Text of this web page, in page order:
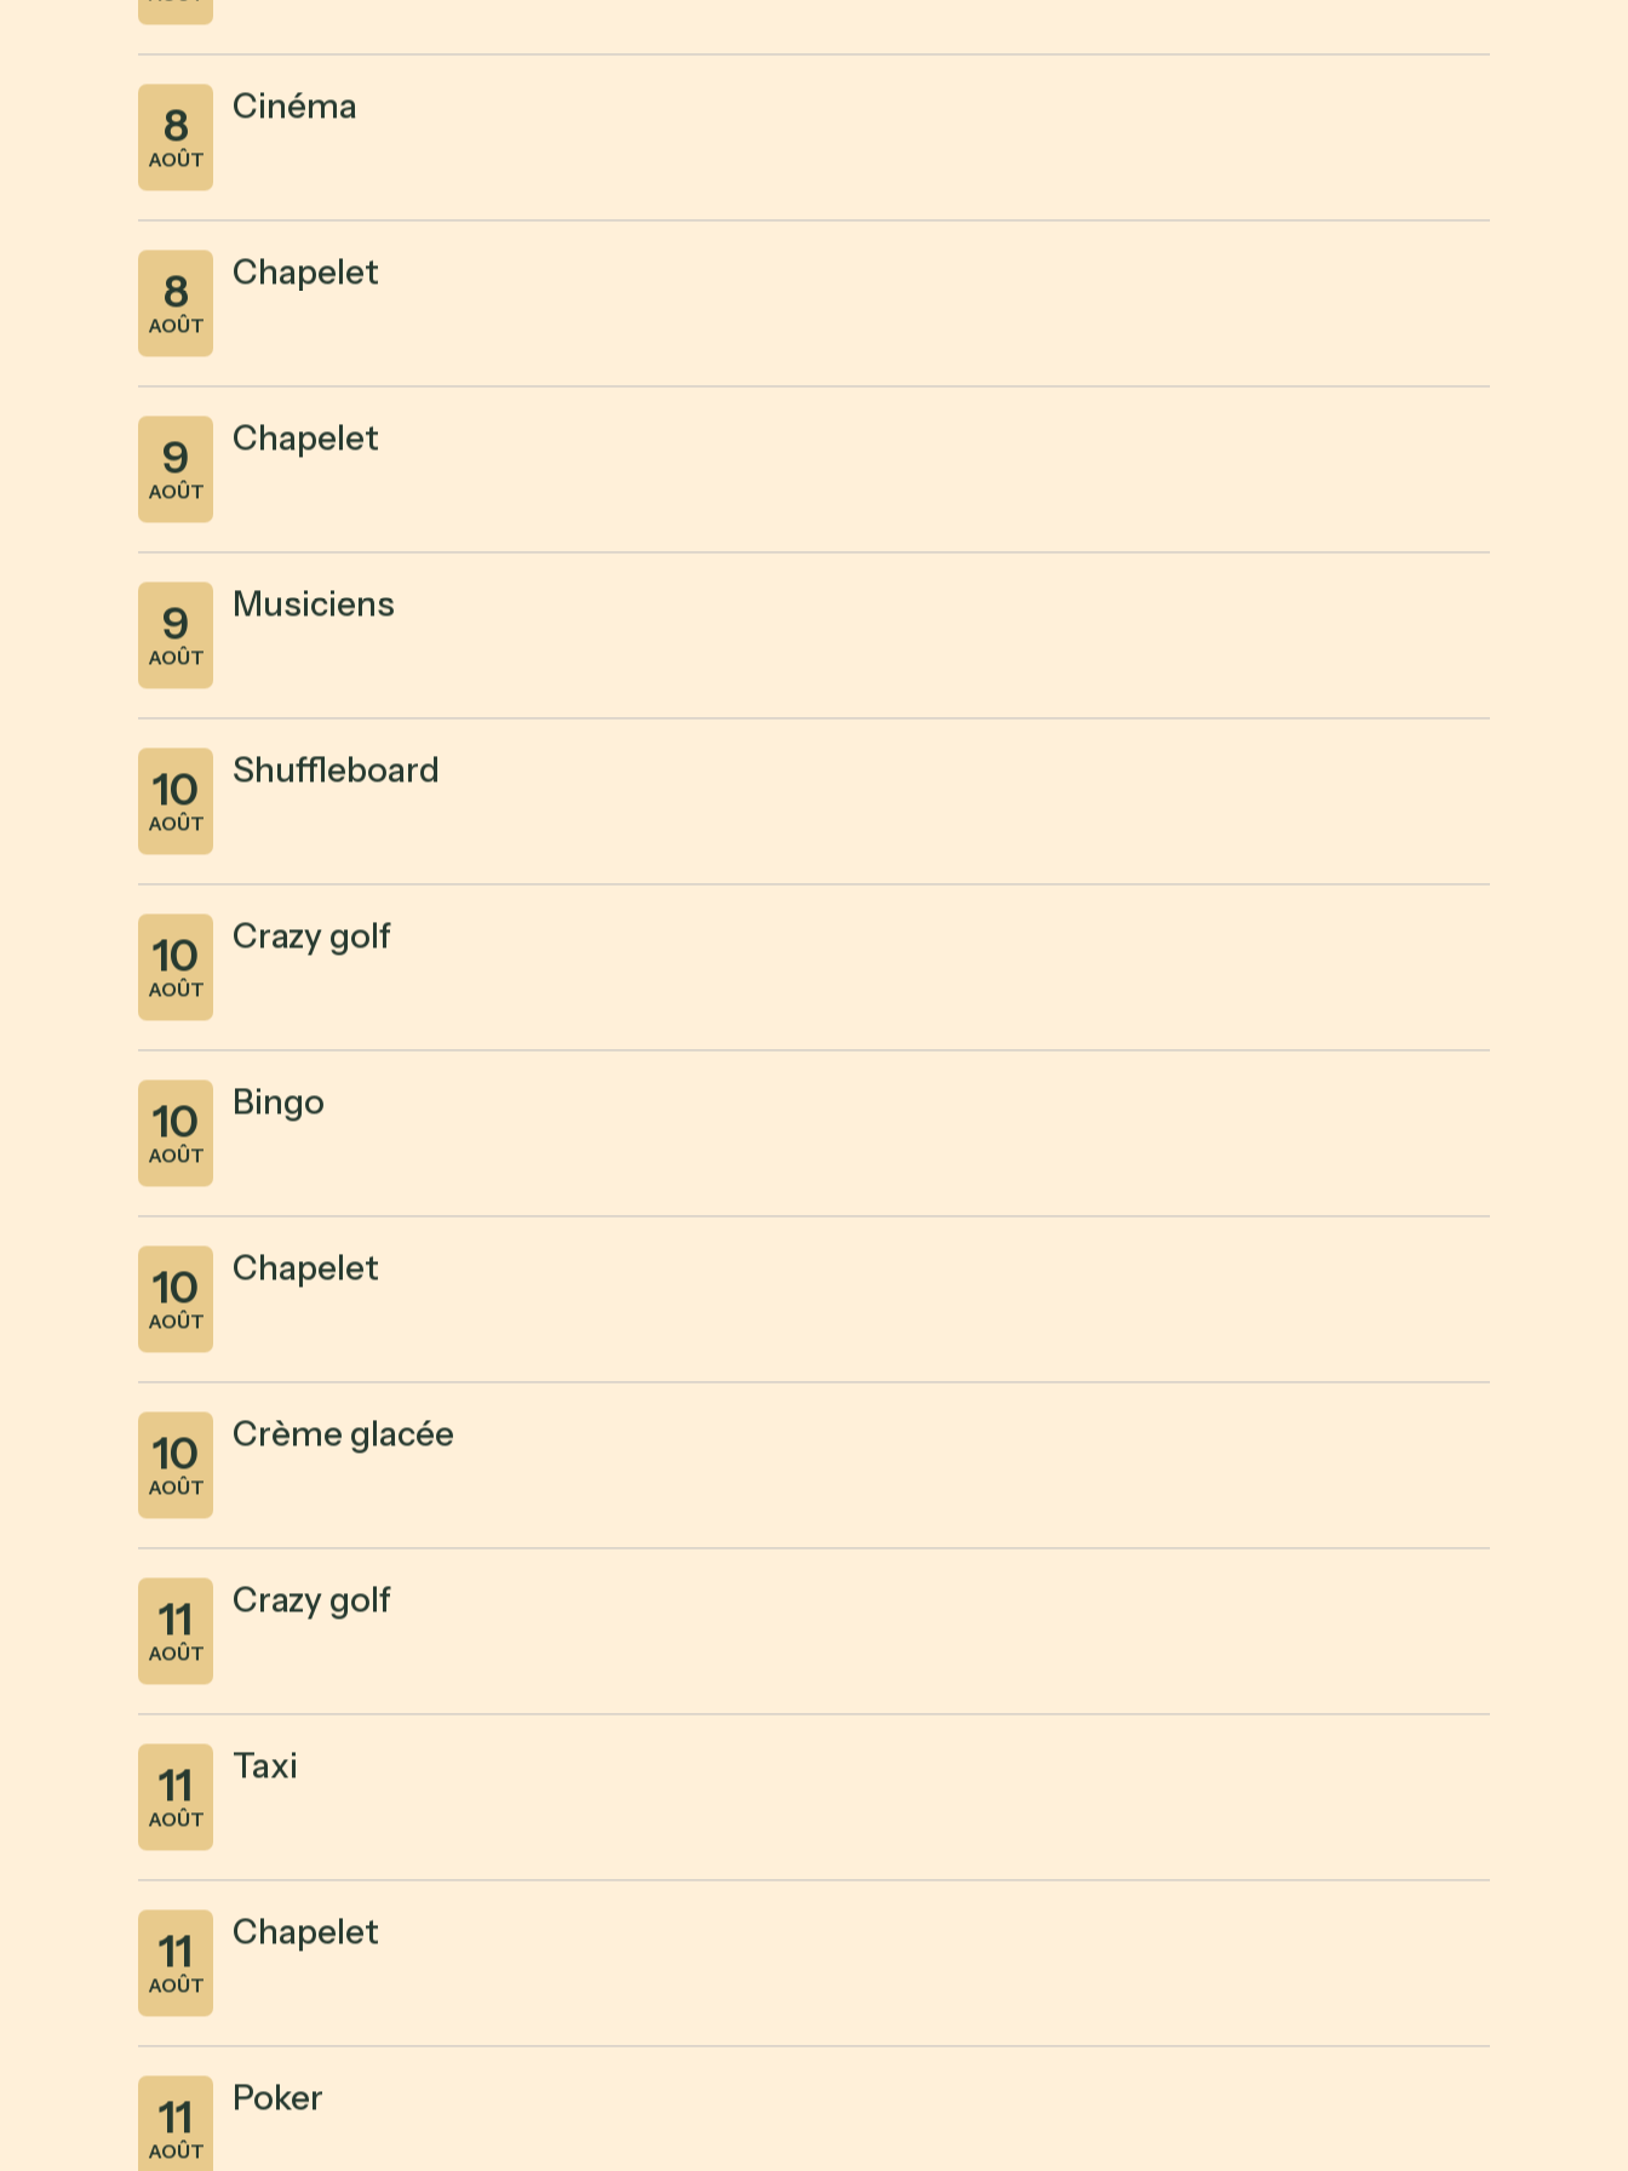
8
AOÛT
Cinéma
8
AOÛT
Chapelet
9
AOÛT
Chapelet
9
AOÛT
Musiciens
10
AOÛT
Shuffleboard
10
AOÛT
Crazy golf
10
AOÛT
Bingo
10
AOÛT
Chapelet
10
AOÛT
Crème glacée
11
AOÛT
Crazy golf
11
AOÛT
Taxi
11
AOÛT
Chapelet
11
AOÛT
Poker